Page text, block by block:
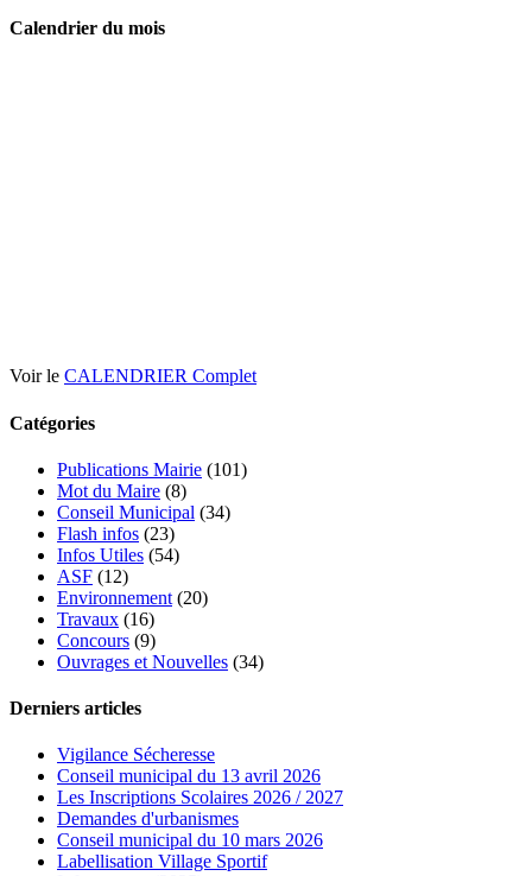
Calendrier du mois
Voir le CALENDRIER Complet
Catégories
Publications Mairie (101)
Mot du Maire (8)
Conseil Municipal (34)
Flash infos (23)
Infos Utiles (54)
ASF (12)
Environnement (20)
Travaux (16)
Concours (9)
Ouvrages et Nouvelles (34)
Derniers articles
Vigilance Sécheresse
Conseil municipal du 13 avril 2026
Les Inscriptions Scolaires 2026 / 2027
Demandes d'urbanismes
Conseil municipal du 10 mars 2026
Labellisation Village Sportif